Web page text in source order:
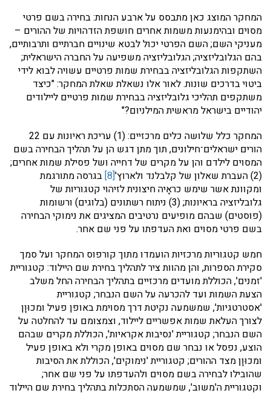
המחקר המוצג כאן מתבסס על ארבע הנחות: בחירה בשם פרטי
מסוים ובהימנעות משמות אחרים חושפת הזדהויות של ההורים –
מעניקי השם; השם הפרטי יכול לבטא שינויים חברתיים ותרבותיים,
בהם הגלובליזציה; הגלובליזציה משפיעה על החברה הישראלית;
השתקפות הגלובליזציה בבחירת שמות פרטיים עשויה לבוא לידי
ביטוי בדרכים שונות. לאור אלו נשאלת שאלת המחקר: "כיצד
משתקפים תהליכי גלובליזציה בבחירת שמות פרטיים ליילודים
יהודיים בישראל מראשית המילניום?"
המחקר כלל שלושה כלים מרכזיים: (1) עריכת ראיונות עם 22
הורים ישראלים־חילונים, תוך מתן דגש הן על תהליך הבחירה בשם
המסוים לילדם והן על מקרים של דחייה ושל פסילת שמות אחרים;
(2) העברת שאלון של קלבלנד ולארוץ'
[8]
בגרסה מתורגמת
ומקוונת אשר שימש כראָיה חיצונית לזיהוי קטגוריות של
גלובליזציה בראיונות; (3) ניתוח רשתונים (בלוגים) ורשומות
(פוסטים) שבהם מופיעים נרטיבים המציגים את נימוקי הבחירה
בשם פרטי מסוים ואת העדפתו על פני שם אחר.
חמש קטגוריות מרכזיות הועמדו מתוך קורפוס המחקר ועל סמך
סקירת הספרות, והן מהוות ציר לתהליך בחירת שם היילוד: קטגוריית
'זמנים', הכוללת מועדים מרכזיים בתהליך הבחירה החל משלב
הצעת השמות ועד להכרעה על השם הנבחר; קטגוריית
'אסטרטגיות', שמשמעה נקיטת דרך מסוימת באופן פעיל ומכוּוָן
לצורך העלאת שמות אפשריים ליילוד, וצמצומם עד להחלטה על
השם הנבחר; קטגוריית 'נסיבות אקראיות', הכוללת מקרים שבהם
הוצע, נפסל או נבחר שם מסוים באופן מקרי ולא באופן פעיל
ומכוּוָן מצד ההורים; קטגוריית 'נימוקים', הכוללת את הסיבות
שהובילו לבחירה בשם מסוים ולהעדפתו על פני שם אחר;
וקטגוריית ה'משוב', שמשמעה הסתכלות בתהליך בחירת שם היילוד